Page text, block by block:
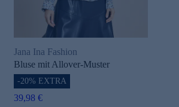
Jana Ina Fashion
Bluse mit Allover-Muster
-20% EXTRA
39,98 €